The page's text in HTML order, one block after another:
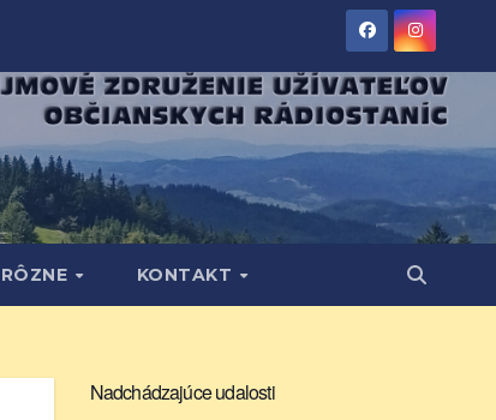
RÔZNE KONTAKT
Nadchádzajúce udalosti